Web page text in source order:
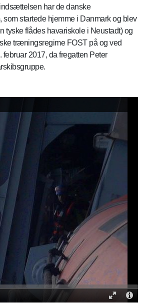
har de danske
startede hjemme i Danmark og blev
tyske flådes havariskole i Neustadt) og
træningsregime FOST på og ved
2017, da fregatten Peter